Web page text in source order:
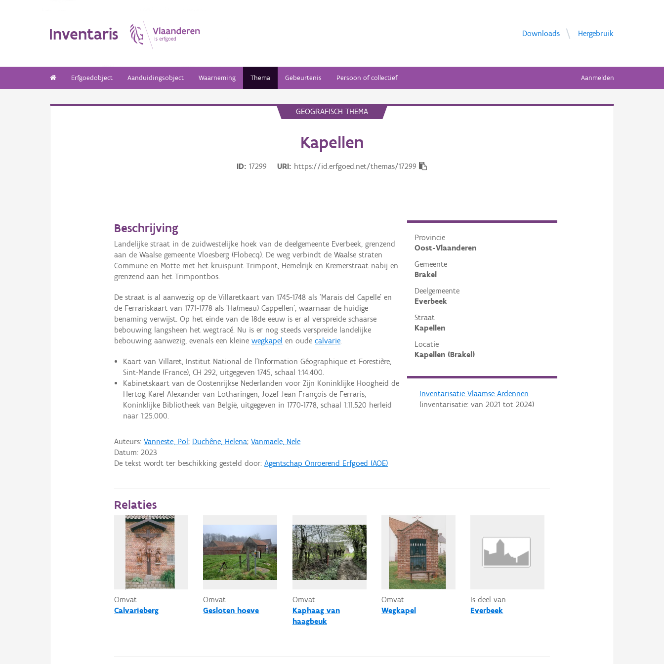
Inventaris Downloads Hergebruik
Erfgoedobject Aanduidingsobject Waarneming Thema Gebeurtenis Persoon of collectief Aanmelden
GEOGRAFISCH THEMA
Kapellen
ID 17299 URI https://id.erfgoed.net/themas/17299
Provincie
Oost-Vlaanderen
Gemeente
Brakel
Deelgemeente
Everbeek
Straat
Kapellen
Locatie
Kapellen (Brakel)
Inventarisatie Vlaamse Ardennen
(inventarisatie: van 2021 tot 2024)
Beschrijving
Landelijke straat in de zuidwestelijke hoek van de deelgemeente Everbeek, grenzend
aan de Waalse gemeente Vloesberg (Flobecq). De weg verbindt de Waalse straten
Commune en Motte met het kruispunt Trimpont, Hemelrijk en Kremerstraat nabij en
grenzend aan het Trimpontbos.
De straat is al aanwezig op de Villaretkaart van 1745-1748 als ‘Marais del Capelle’ en
de Ferrariskaart van 1771-1778 als ‘Ha(meau) Cappellen’, waarnaar de huidige
benaming verwijst. Op het einde van de 18de eeuw is er al verspreide schaarse
bebouwing langsheen het wegtracé. Nu is er nog steeds verspreide landelijke
bebouwing aanwezig, evenals een kleinewegkapel en oudecalvarie.
Kaart van Villaret, Institut National de l’Information Géographique et Forestière,
Sint-Mande (France), CH 292, uitgegeven 1745, schaal 1:14.400.
Kabinetskaart van de Oostenrijkse Nederlanden voor Zijn Koninklijke Hoogheid de
Hertog Karel Alexander van Lotharingen, Jozef Jean François de Ferraris,
Koninklijke Bibliotheek van België, uitgegeven in 1770-1778, schaal 1:11.520 herleid
naar 1:25.000.
Auteurs:Vanneste, Pol; Duchêne, Helena;Vanmaele, Nele
Datum:2023
De tekst wordt ter beschikking gesteld door:Agentschap Onroerend Erfgoed (AOE)
Relaties
Omvat
Calvarieberg
Omvat
Gesloten hoeve
Omvat
Kaphaag van
haagbeuk
Omvat
Wegkapel
Is deel van
Everbeek